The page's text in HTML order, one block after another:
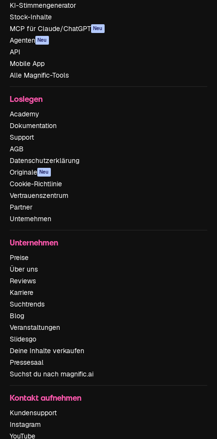
KI-Stimmengenerator
Stock-Inhalte
MCP für Claude/ChatGPT Neu
Agenten Neu
API
Mobile App
Alle Magnific-Tools
Loslegen
Academy
Dokumentation
Support
AGB
Datenschutzerklärung
Originale Neu
Cookie-Richtlinie
Vertrauenszentrum
Partner
Unternehmen
Unternehmen
Preise
Über uns
Reviews
Karriere
Suchtrends
Blog
Veranstaltungen
Slidesgo
Deine Inhalte verkaufen
Pressesaal
Suchst du nach magnific.ai
Kontakt aufnehmen
Kundensupport
Instagram
YouTube